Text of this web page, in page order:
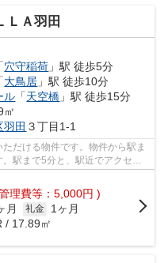
ＬＡ羽田
「穴守稲荷 」駅 徒歩5分
「大鳥居 」駅 徒歩10分
ル 「天空橋 」駅 徒歩15分
㎡
羽田 ３丁目1-1
だける物件です。物件から駅ま
駅まで5分と、駅近でアクセス
理費等：5,000円 )
月 礼金
1ヶ月
/ 17.89㎡